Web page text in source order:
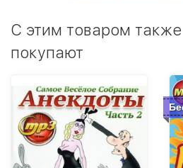
C этим товаром также
покупают